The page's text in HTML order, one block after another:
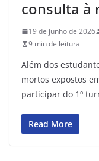
consulta à
19 de junho de 2026
9 min de leitura
Além dos
mortos expostos
participar do 1º
Read More